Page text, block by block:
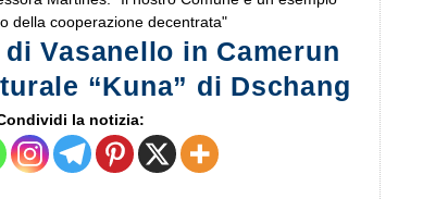
della cooperazione decentrata"
Vasanello in Camerun
“Kuna” di Dschang
la notizia: